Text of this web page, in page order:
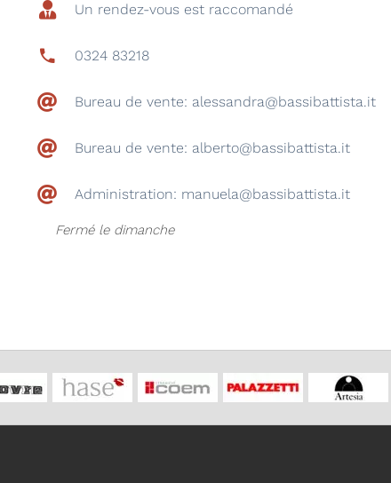
Un rendez-vous est raccomandé
0324 83218
Bureau de vente: alessandra@bassibattista.it
Bureau de vente: alberto@bassibattista.it
Administration: manuela@bassibattista.it
Fermé le dimanche